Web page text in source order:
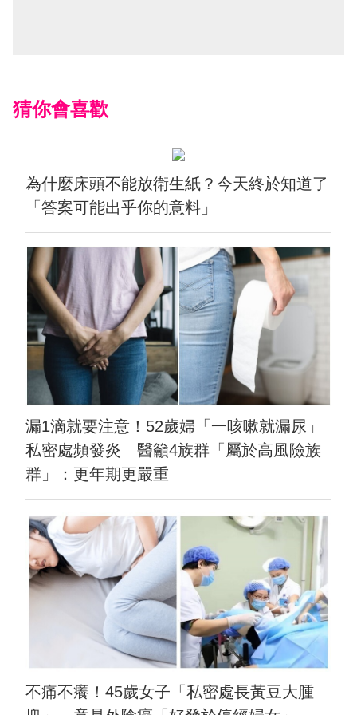
猜你會喜歡
為什麼床頭不能放衛生紙？今天終於知道了
「答案可能出乎你的意料」
漏1滴就要注意！52歲婦「一咳嗽就漏尿」
私密處頻發炎 醫籲4族群「屬於高風險族
群」：更年期更嚴重
不痛不癢！45歲女子「私密處長黃豆大腫